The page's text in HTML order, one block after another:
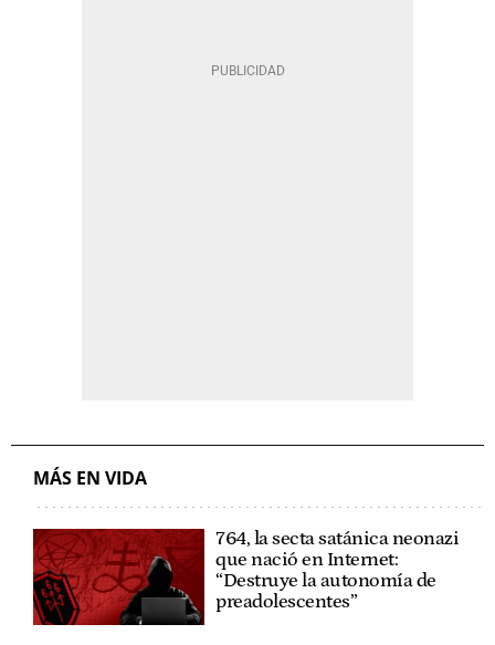
MÁS EN VIDA
764, la secta satánica neonazi
que nació en Internet:
“Destruye la autonomía de
preadolescentes”